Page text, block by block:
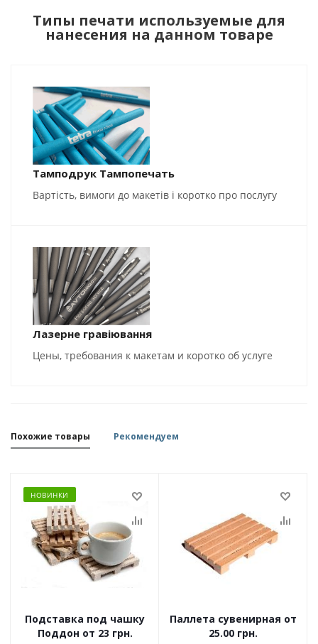
Типы печати используемые для
нанесения на данном товаре
Тамподрук Тампопечать
Вартість, вимоги до макетів і коротко про послугу
Лазерне гравіювання
Цены, требования к макетам и коротко об услуге
Похожие товары Рекомендуем
НОВИНКИ
Подставка под чашку
Поддон от 23 грн.
Паллета сувенирная от
25.00 грн.